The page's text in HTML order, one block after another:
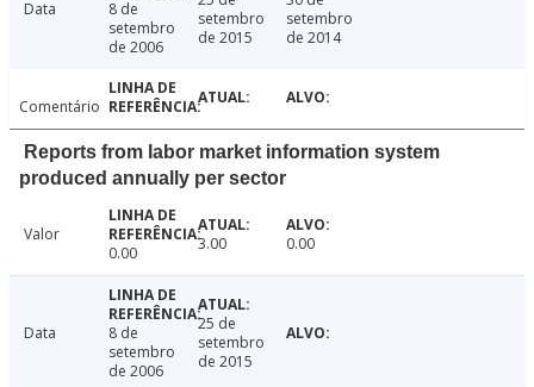
Data
8 de
setembro
de 2006
setembro
de 2015
setembro
de 2014
Comentário
Reports from labor market information system
produced annually per sector
Valor
0.00
3.00 0.00
Data
8 de
setembro
de 2006
25 de
setembro
de 2015